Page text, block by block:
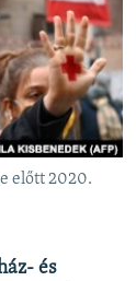
előtt 2020.
és